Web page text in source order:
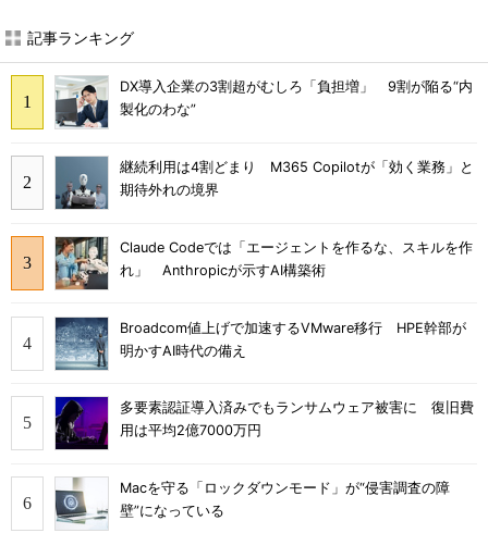
記事ランキング
DX導入企業の3割超がむしろ「負担増」 9割が陥る“内
製化のわな”
継続利用は4割どまり M365 Copilotが「効く業務」と
期待外れの境界
Claude Codeでは「エージェントを作るな、スキルを作
れ」 Anthropicが示すAI構築術
Broadcom値上げで加速するVMware移行 HPE幹部が
明かすAI時代の備え
多要素認証導入済みでもランサムウェア被害に 復旧費
用は平均2億7000万円
Macを守る「ロックダウンモード」が“侵害調査の障
壁”になっている